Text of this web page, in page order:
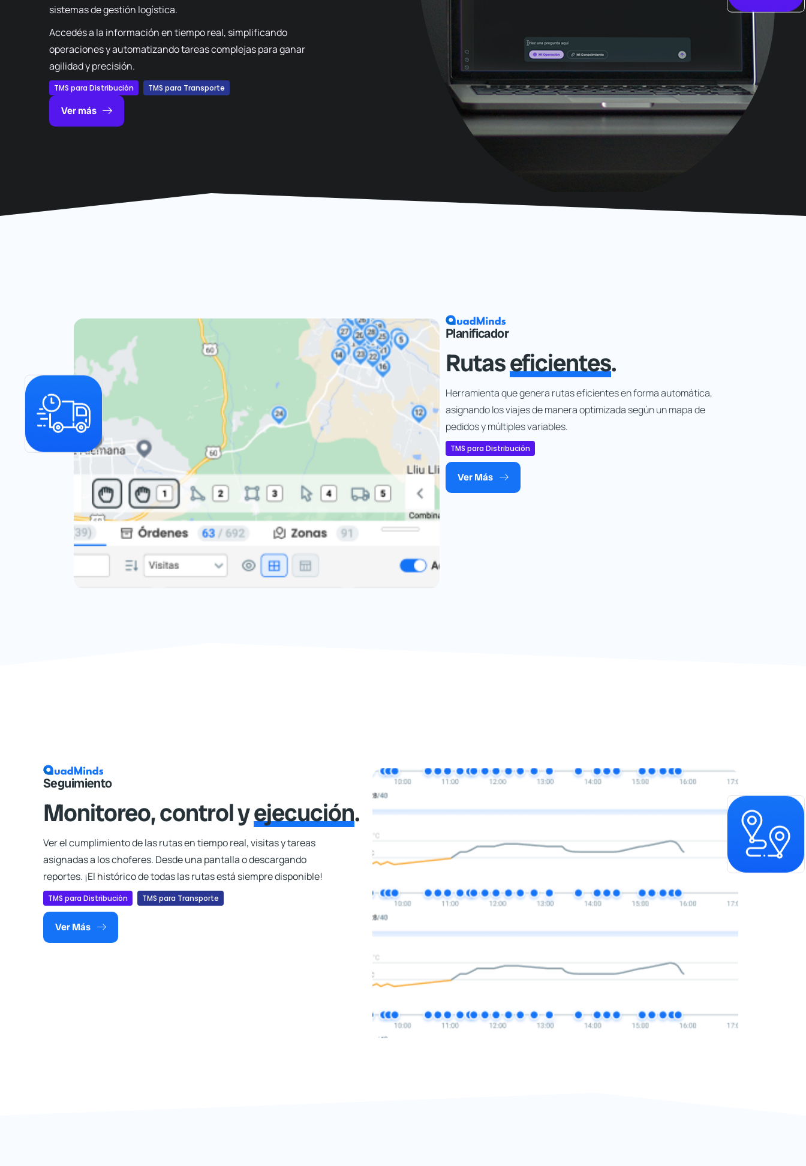
sistemas de gestión logística.
Accedés a la información en tiempo real, simplificando
operaciones yautomatizandotareascomplejas para ganar
agilidady precisión.
TMS para Distribución TMS para Transporte
Ver más
Planificador
Rutaseficientes.
Herramienta que genera rutas eficientes en forma automática,
asignando los viajes de manera optimizada según un mapa de
pedidos y múltiples variables.
TMS para Distribución
Ver Más
Seguimiento
Monitoreo, control yejecución.
Ver el cumplimiento de las rutas en tiempo real, visitas y tareas
asignadas a los choferes. Desde una pantalla o descargando
reportes. ¡El histórico de todas las rutas está siempre disponible!
TMS para Distribución TMS para Transporte
Ver Más